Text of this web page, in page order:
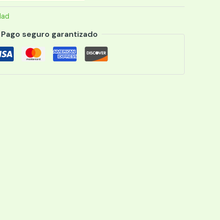
Pago seguro garantizado